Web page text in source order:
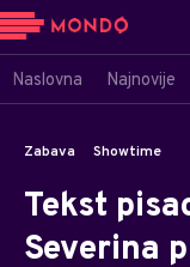
Naslovna Najnovije
Zabava Showtime
Tekst
Severina